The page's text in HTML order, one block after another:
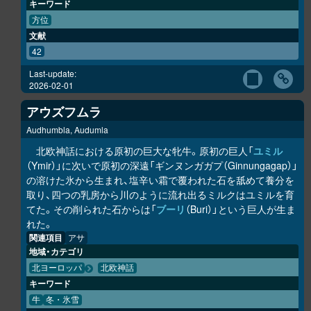
キーワード
方位
文献
42
Last-update:
2026-02-01
アウズフムラ
Audhumbla, Audumla
北欧神話における原初の巨大な牝牛。原初の巨人「ユミル
（Ymir）」に次いで原初の深遠「ギンヌンガガプ（Ginnungagap）」
の溶けた氷から生まれ、塩辛い霜で覆われた石を舐めて養分を
取り、四つの乳房から川のように流れ出るミルクはユミルを育
てた。その削られた石からは「ブーリ （Buri）」という巨人が生ま
れた。
関連項目 アサ
地域・カテゴリ
北ヨーロッパ 北欧神話
キーワード
牛 冬・氷雪